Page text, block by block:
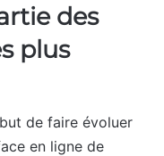
des
plus
de faire évoluer
en ligne de